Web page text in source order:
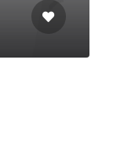
NO: 6